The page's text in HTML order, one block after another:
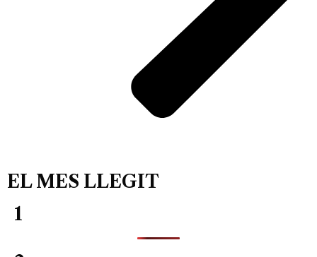
EL MES LLEGIT
1